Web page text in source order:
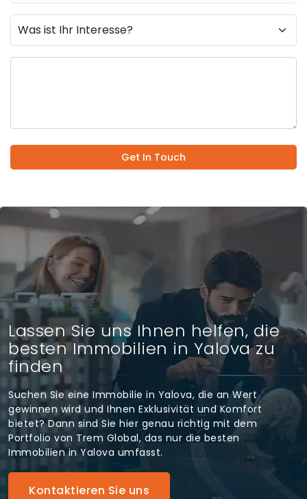
Get In Touch
Lassen Sie uns Ihnen helfen, die
besten Immobilien in Yalova zu
finden
Suchen Sie eine Immobilie in Yalova, die an Wert
gewinnen wird und Ihnen Exklusivität und Komfort
bietet? Dann sind Sie hier genau richtig mit dem
Portfolio von Trem Global, das nur die besten
Immobilien in Yalova umfasst.
Kontaktieren Sie uns